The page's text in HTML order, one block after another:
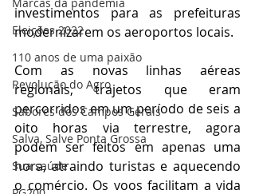
Eleições 2022
110 anos de uma paixão
Revolução do Agro
Sabores dos Campos Gerais
Salva, Salve Ponta Grossa
Sua saúde
investimentos para as prefeituras
modernizarem os aeroportos locais.
Com as novas linhas aéreas
regionais, trajetos que eram
percorridos em um período de seis a
oito horas via terrestre, agora
podem ser feitos em apenas uma
hora, atraindo turistas e aquecendo
o comércio. Os voos facilitam a vida